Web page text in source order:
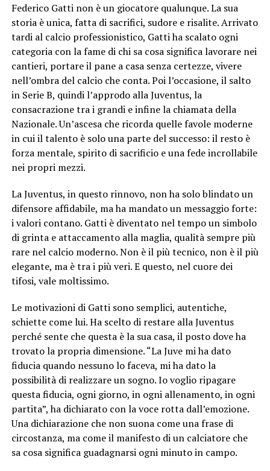
Federico Gatti non è un giocatore qualunque. La sua
storia è unica, fatta di sacrifici, sudore e risalite. Arrivato
tardi al calcio professionistico, Gatti ha scalato ogni
categoria con la fame di chi sa cosa significa lavorare nei
cantieri, portare il pane a casa senza certezze, vivere
nell’ombra del calcio che conta. Poi l’occasione, il salto
in Serie B, quindi l’approdo alla Juventus, la
consacrazione tra i grandi e infine la chiamata della
Nazionale. Un’ascesa che ricorda quelle favole moderne
in cui il talento è solo una parte del successo: il resto è
forza mentale, spirito di sacrificio e una fede incrollabile
nei propri mezzi.
La Juventus, in questo rinnovo, non ha solo blindato un
difensore affidabile, ma ha mandato un messaggio forte:
i valori contano. Gatti è diventato nel tempo un simbolo
di grinta e attaccamento alla maglia, qualità sempre più
rare nel calcio moderno. Non è il più tecnico, non è il più
elegante, ma è tra i più veri. E questo, nel cuore dei
tifosi, vale moltissimo.
Le motivazioni di Gatti sono semplici, autentiche,
schiette come lui. Ha scelto di restare alla Juventus
perché sente che questa è la sua casa, il posto dove ha
trovato la propria dimensione. “La Juve mi ha dato
fiducia quando nessuno lo faceva, mi ha dato la
possibilità di realizzare un sogno. Io voglio ripagare
questa fiducia, ogni giorno, in ogni allenamento, in ogni
partita”, ha dichiarato con la voce rotta dall’emozione.
Una dichiarazione che non suona come una frase di
circostanza, ma come il manifesto di un calciatore che
sa cosa significa guadagnarsi ogni minuto in campo.